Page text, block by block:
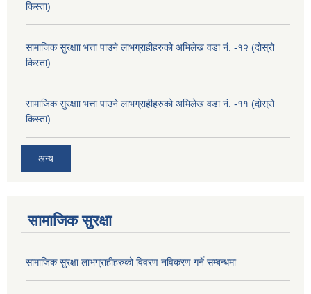
किस्ता)
सामाजिक सुरक्षाा भत्ता पाउने लाभग्राहीहरुको अभिलेख वडा नं. -१२ (दोस्रो
किस्ता)
सामाजिक सुरक्षाा भत्ता पाउने लाभग्राहीहरुको अभिलेख वडा नं. -११ (दोस्रो
किस्ता)
अन्य
सामाजिक सुरक्षा
सामाजिक सुरक्षा लाभग्राहीहरुको विवरण नविकरण गर्ने सम्बन्धमा